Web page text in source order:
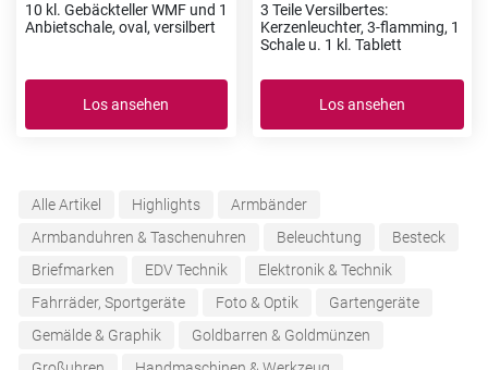
10 kl. Gebäckteller WMF und 1
Anbietschale, oval, versilbert
Los ansehen
3 Teile Versilbertes:
Kerzenleuchter, 3-flamming, 1
Schale u. 1 kl. Tablett
Los ansehen
Alle Artikel Highlights
Armbänder
Armbanduhren & Taschenuhren
Beleuchtung
Besteck
Briefmarken
EDV Technik
Elektronik & Technik
Fahrräder, Sportgeräte
Foto & Optik
Gartengeräte
Gemälde & Graphik
Goldbarren & Goldmünzen